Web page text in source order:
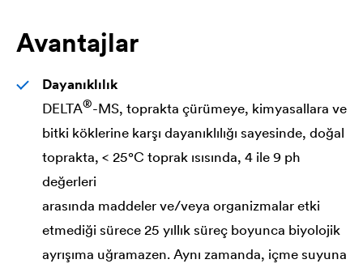
Avantajlar
Dayanıklılık
DELTA®-MS, toprakta çürümeye, kimyasallara ve
bitki köklerine karşı dayanıklılığı sayesinde, doğal
toprakta, < 25°C toprak ısısında, 4 ile 9 ph
değerleri
arasında maddeler ve/veya organizmalar etki
etmediği sürece 25 yıllık süreç boyunca biyolojik
ayrışıma uğramazen. Aynı zamanda, içme suyuna